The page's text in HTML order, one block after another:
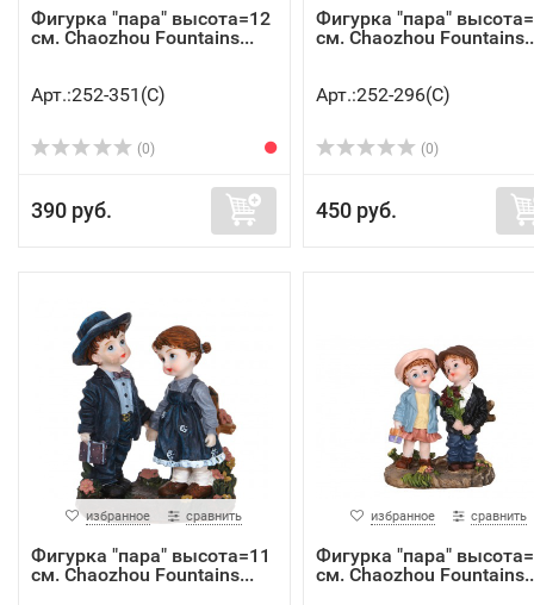
Фигурка "пара" высота=12
см. Chaozhou Fountains...
Арт.:252-351(C)
(0)
390 руб.
Фигурка "пара"
см. Chaozhou
Арт.:252-296(C)
(0)
450 руб.
избранное сравнить
Фигурка "пара" высота=11
см. Chaozhou Fountains...
избранное сравнить
Фигурка "пара"
см. Chaozhou